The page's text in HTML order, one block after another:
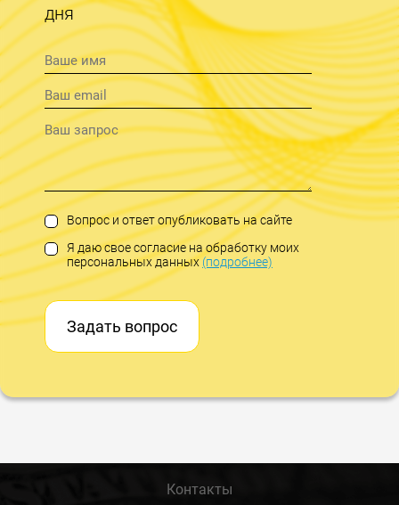
дня
Вопрос и ответ опубликовать на сайте
Я даю свое согласие на обработку моих
персональных данных(подробнее)
Задать вопрос
Контакты